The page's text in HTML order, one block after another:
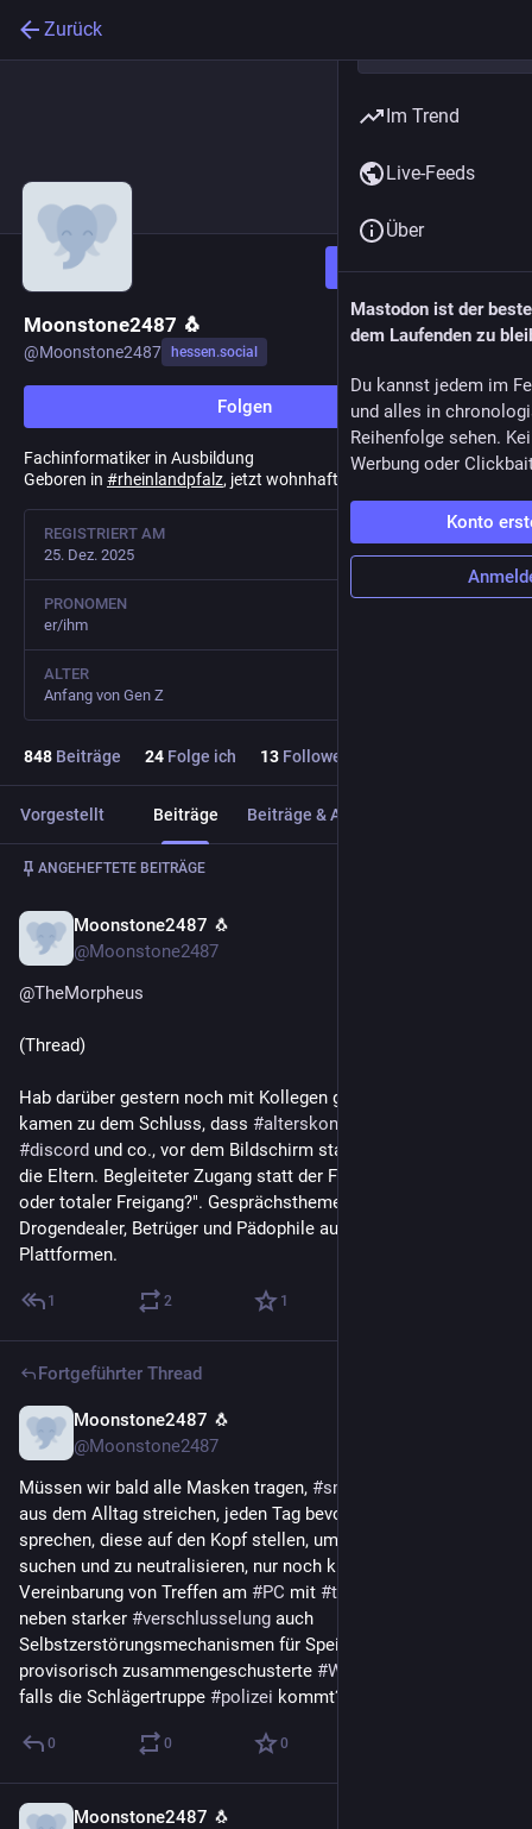
Zurück
Folgen
Moonstone2487 🐧
@Moonstone2487 hessen.social
Folgen
Fachinformatiker in Ausbildung
Geboren in #rheinlandpfalz, jetzt wohnhaft in hessen
REGISTRIERT AM
25. Dez. 2025
PRONOMEN
er/ihm
ALTER
Anfang von Gen Z
848 Beiträge 24 Folge ich 13 Follower
Vorgestellt Beiträge Beiträge & Antworten
ANGEHEFTETE BEITRÄGE
Moonstone2487 🐧
@Moonstone2487
@TheMorpheus
(Thread)
Hab darüber gestern noch mit Kollegen gesprochen und wir
kamen zu dem Schluss, dass #alterskontrolle
#discord und co., vor dem Bildschirm stattfinden muss, durch
die Eltern. Begleiteter Zugang statt der Frage "Totale Sperre
oder totaler Freigang?". Gesprächsthemen waren auch
Drogendealer, Betrüger und Pädophile auf solchen
Plattformen.
1 2 1
Fortgeführter Thread
Moonstone2487 🐧
@Moonstone2487
Müssen wir bald alle Masken tragen, #smartphones
aus dem Alltag streichen, jeden Tag bevor wir in der Wohnung
sprechen, diese auf den Kopf stellen, um die Wanzen zu
suchen und zu neutralisieren, nur noch kurzweilig zur
Vereinbarung von Treffen am #PC mit #tor
neben starker #verschlusselung auch
Selbstzerstörungsmechanismen für Speicher nutzen und
provisorisch zusammengeschusterte #Waffen
falls die Schlägertruppe #polizei kommt?
0 0 0
Moonstone2487 🐧
Im Trend
Live-Feeds
Über
Mastodon ist der
dem Laufenden zu
Du kannst jedem im
und alles in
Reihenfolge sehen.
Werbung oder
Konto